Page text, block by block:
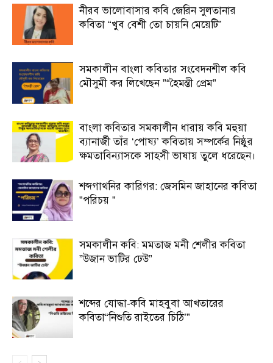
নীরব ভালোবাসার কবি জেরিন সুলতানার
কবিতা “খুব বেশী তো চায়নি মেয়েটি”
সমকালীন বাংলা কবিতার সংবেদনশীল কবি
মৌসুমী কর লিখেছেন ”“হৈমন্তী প্রেম”
বাংলা কবিতার সমকালীন ধারায় কবি মহুয়া
ব্যানার্জী তাঁর ‘পোষ্য’ কবিতায় সম্পর্কের নিষ্ঠুর
ক্ষমতাবিন্যাসকে সাহসী ভাষায় তুলে ধরেছেন।
শব্দগাথনির কারিগর: জেসমিন জাহানের কবিতা
”পরিচয় ”
সমকালীন কবি: মমতাজ মনী শেলীর কবিতা
”উজান ভাটির ঢেউ”
শব্দের যোদ্ধা-কবি মাহবুবা আখতারের
কবিতা“নিশুতি রাইতের চিঠি’”